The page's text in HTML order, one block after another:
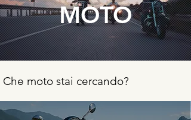
MOTO
Che moto stai cercando?